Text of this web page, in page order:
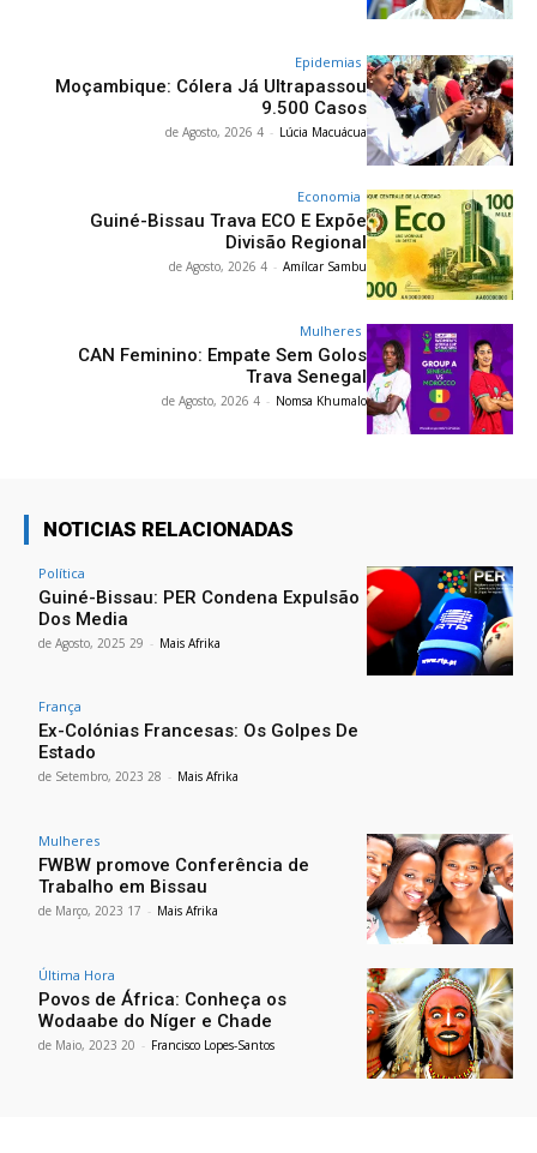
Epidemias
Moçambique: Cólera Já Ultrapassou
9.500 Casos
Lúcia Macuácua
-
4 de Agosto, 2026
Economia
Guiné-Bissau Trava ECO E Expõe
Divisão Regional
Amílcar Sambu
-
4 de Agosto, 2026
Mulheres
CAN Feminino: Empate Sem Golos
Trava Senegal
Nomsa Khumalo
-
4 de Agosto, 2026
NOTICIAS RELACIONADAS
Política
Guiné-Bissau: PER Condena Expulsão
Dos Media
Mais Afrika
-
29 de Agosto, 2025
França
Ex-Colónias Francesas: Os Golpes De
Estado
Mais Afrika
-
28 de Setembro, 2023
Mulheres
FWBW promove Conferência de
Trabalho em Bissau
Mais Afrika
-
17 de Março, 2023
Última Hora
Povos de África: Conheça os
Wodaabe do Níger e Chade
Francisco Lopes-Santos
-
20 de Maio, 2023